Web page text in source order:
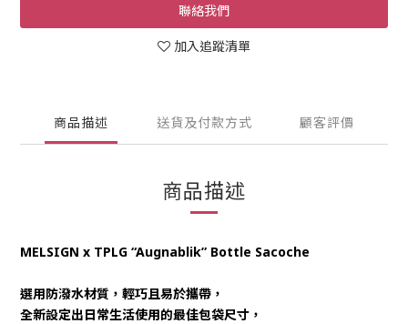
聯絡我們
加入追蹤清單
商品描述 送貨及付款方式 顧客評價
商品描述
MELSIGN x TPLG “Augnablik” Bottle Sacoche
選用防潑水材質，輕巧且易於攜帶，
全新設定出日常生活使用的最佳包袋尺寸，